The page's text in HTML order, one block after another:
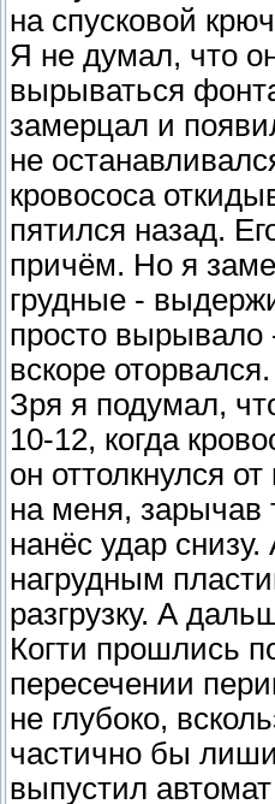
на спусковой
Я не думал, что
вырываться
замерцал и
не
кровососа
пятился назад.
причём. Но я
грудные -
просто вырывало
вскоре оторвался.
Зря я подумал,
10-12, когда
он оттолкнулся
на меня, зарычав
нанёс удар
нагрудным
разгрузку. А
Когти прошлись
пересечении
не глубоко,
частично бы
выпустил